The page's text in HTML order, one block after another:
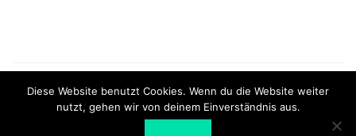
Impressum
Diese Website benutzt Cookies. Wenn du die Website weiter
nutzt, gehen wir von deinem Einverständnis aus.